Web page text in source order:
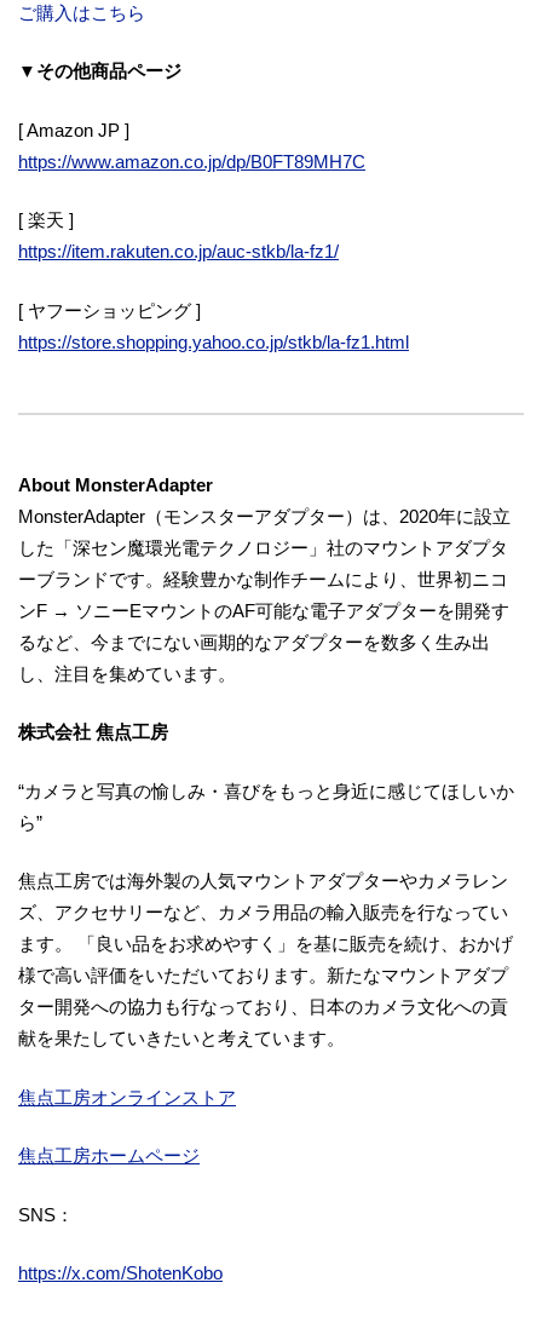
ご購入はこちら
▼その他商品ページ
[ Amazon JP ]
https://www.amazon.co.jp/dp/B0FT89MH7C
[ 楽天 ]
https://item.rakuten.co.jp/auc-stkb/la-fz1/
[ ヤフーショッピング ]
https://store.shopping.yahoo.co.jp/stkb/la-fz1.html
About MonsterAdapter
MonsterAdapter（モンスターアダプター）は、2020年に設立
した「深セン魔環光電テクノロジー」社のマウントアダプタ
ーブランドです。経験豊かな制作チームにより、世界初ニコ
ンF → ソニーEマウントのAF可能な電子アダプターを開発す
るなど、今までにない画期的なアダプターを数多く生み出
し、注目を集めています。
株式会社 焦点工房
“カメラと写真の愉しみ・喜びをもっと身近に感じてほしいか
ら”
焦点工房では海外製の人気マウントアダプターやカメラレン
ズ、アクセサリーなど、カメラ用品の輸入販売を行なってい
ます。 「良い品をお求めやすく」を基に販売を続け、おかげ
様で高い評価をいただいております。新たなマウントアダプ
ター開発への協力も行なっており、日本のカメラ文化への貢
献を果たしていきたいと考えています。
焦点工房オンラインストア
焦点工房ホームページ
SNS：
https://x.com/ShotenKobo